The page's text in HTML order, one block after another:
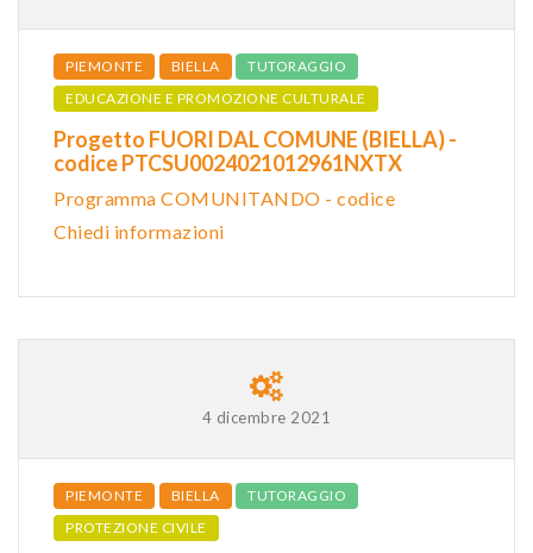
PIEMONTE BIELLA
TUTORAGGIO
EDUCAZIONE E PROMOZIONE CULTURALE
Progetto FUORI DAL COMUNE (BIELLA) -
codice PTCSU0024021012961NXTX
Programma COMUNITANDO - codice
Chiedi informazioni
4 dicembre 2021
PIEMONTE BIELLA
TUTORAGGIO
PROTEZIONE CIVILE